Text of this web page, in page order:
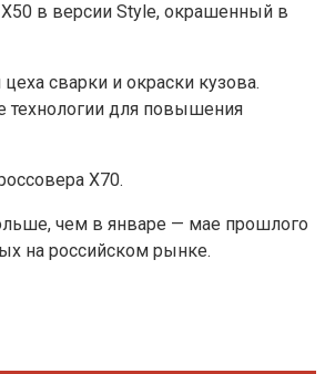
в версии Style, окрашенный в
сварки и окраски кузова.
технологии для повышения
X70.
чем в январе — мае прошлого
на российском рынке.